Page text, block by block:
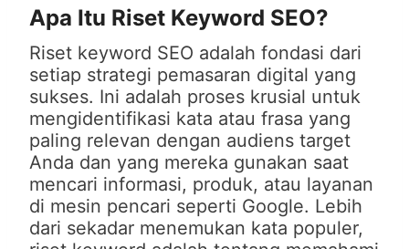
Apa Itu Riset Keyword SEO?
Riset keyword SEO adalah fondasi dari
setiap strategi pemasaran digital yang
sukses. Ini adalah proses krusial untuk
mengidentifikasi kata atau frasa yang
paling relevan dengan audiens target
Anda dan yang mereka gunakan saat
mencari informasi, produk, atau layanan
di mesin pencari seperti Google. Lebih
dari sekadar menemukan kata populer,